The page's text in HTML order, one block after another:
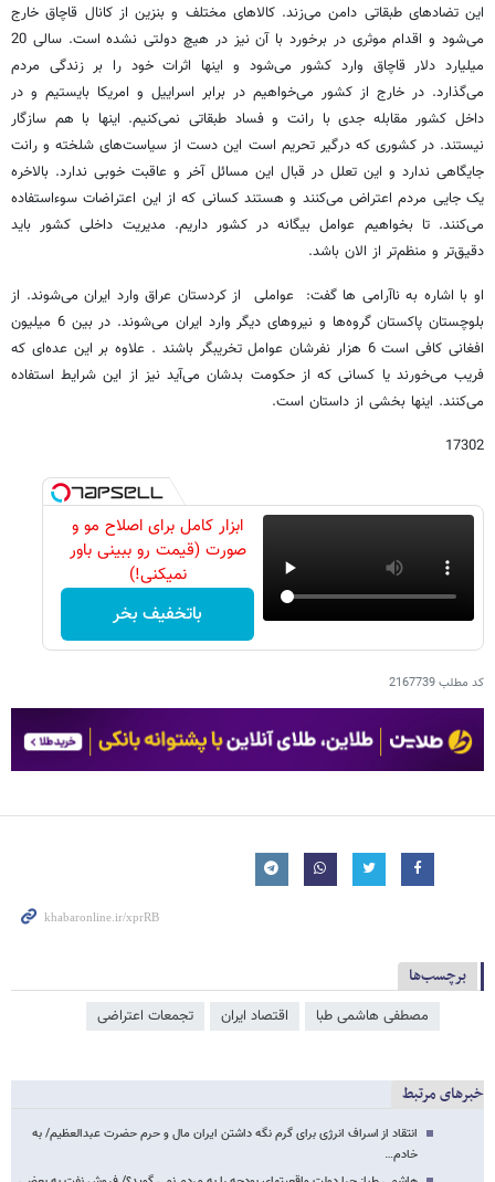
این تضادهای طبقاتی دامن می‌زند. کالاهای مختلف و بنزین از کانال قاچاق خارج
می‌شود و اقدام موثری در برخورد با آن نیز در هیچ دولتی نشده است. سالی 20
میلیارد دلار قاچاق وارد کشور می‌شود و اینها اثرات خود را بر زندگی مردم
می‌گذارد. در خارج از کشور می‌خواهیم در برابر اسراییل و امریکا بایستیم و در
داخل کشور مقابله جدی با رانت و فساد طبقاتی نمی‌کنیم. اینها با هم سازگار
نیستند. در کشوری که درگیر تحریم است این دست از سیاست‌های شلخته و رانت
جایگاهی ندارد و این تعلل در قبال این مسائل آخر و عاقبت خوبی ندارد. بالاخره
یک جایی مردم اعتراض می‌کنند و هستند کسانی که از این اعتراضات سوءاستفاده
می‌کنند. تا بخواهیم عوامل بیگانه در کشور داریم. مدیریت داخلی کشور باید
دقیق‌تر و منظم‌تر از الان باشد.
او با اشاره به ناآرامی ها گفت: عواملی از کردستان عراق وارد ایران می‌شوند. از
بلوچستان پاکستان گروه‌ها و نیروهای دیگر وارد ایران می‌شوند. در بین 6 میلیون
افغانی کافی است 6 هزار نفرشان عوامل تخریبگر باشند . علاوه بر این عده‌ای که
فریب می‌خورند یا کسانی که از حکومت بدشان می‌آید نیز از این شرایط استفاده
می‌کنند. اینها بخشی از داستان است.
17302
ابزار کامل برای اصلاح مو و
صورت (قیمت رو ببینی باور
نمیکنی!)
باتخفیف بخر
کد مطلب2167739
برچسب‌ها
مصطفی هاشمی طبا اقتصاد ایران تجمعات اعتراضی
خبرهای مرتبط
انتقاد از اسراف انرژی برای گرم نگه داشتن ایران مال و حرم حضرت عبدالعظیم/ به
خادم…